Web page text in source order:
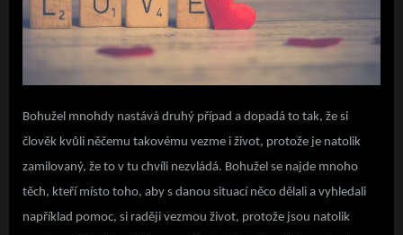
Bohužel mnohdy nastává druhý případ a dopadá to tak, že si
člověk kvůli něčemu takovému vezme i život, protože je natolik
zamilovaný, že to v tu chvíli nezvládá. Bohužel se najde mnoho
těch, kteří místo toho, aby s danou situací něco dělali a vyhledali
například pomoc, si raději vezmou život, protože jsou natolik